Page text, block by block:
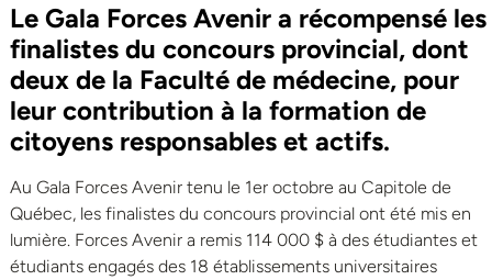
Le Gala Forces Avenir a récompensé les
finalistes du concours provincial, dont
deux de la Faculté de médecine, pour
leur contribution à la formation de
citoyens responsables et actifs.
Au Gala Forces Avenir tenu le 1er octobre au Capitole de
Québec, les finalistes du concours provincial ont été mis en
lumière. Forces Avenir a remis 114 000 $ à des étudiantes et
étudiants engagés des 18 établissements universitaires